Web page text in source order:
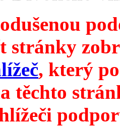
stránky
, který
těchto